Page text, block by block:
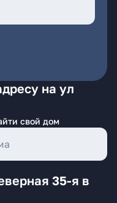
на ул
свой дом
35-я в